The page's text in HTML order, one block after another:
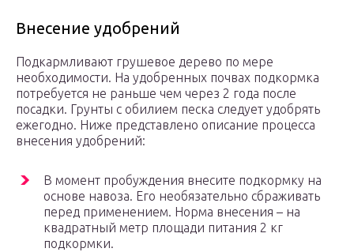
Внесение удобрений
Подкармливают грушевое дерево по мере
необходимости. На удобренных почвах подкормка
потребуется не раньше чем через 2 года после
посадки. Грунты с обилием песка следует удобрять
ежегодно. Ниже представлено описание процесса
внесения удобрений:
В момент пробуждения внесите подкормку на
основе навоза. Его необязательно сбраживать
перед применением. Норма внесения – на
квадратный метр площади питания 2 кг
подкормки.